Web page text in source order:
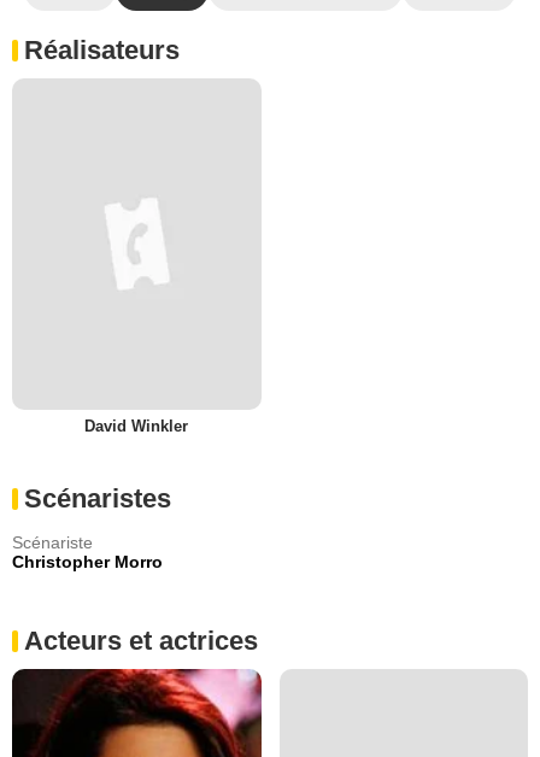
Réalisateurs
David Winkler
Scénaristes
Scénariste
Christopher Morro
Acteurs et actrices